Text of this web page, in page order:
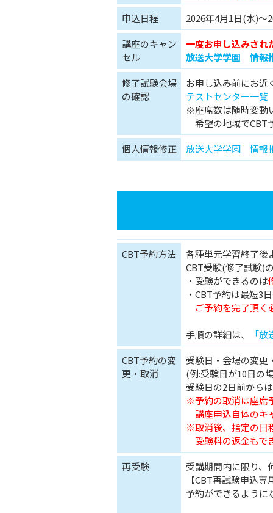
申込日程
2026年4月1日(水)～
講座のキャン
セル
一度お申し込みされ
放送大学学園 情報
修了試験会場
の確認
お申し込み前にお近
テストセンター一覧
※座席数は随時変動
希望の地域でCBT
個人情報修正
放送大学学園 情報
CBT予約方法
各種単元学習終了後
CBT受験(修了試験)
・受験ができるのは
・CBT予約は最短3
ご予約を完了頂く
手順の詳細は、 「
CBT予約の変
更・取消
受験日・会場の変更
(例:受験日が10日の
受験日の2日前から
※予約の取消は座席
講座申込自体のキ
※取消後、指定の日
受験料の返金もで
再受験
受講期間内に限り、
【CBT再試験申込
予約ができるように